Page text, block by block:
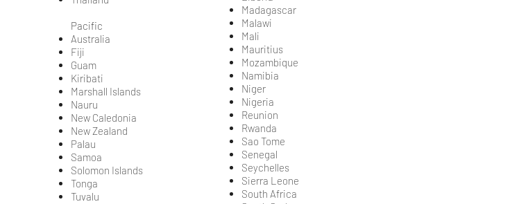
Pacific
Australia
Fiji
Guam
Kiribati
Marshall Islands
Nauru
New Caledonia
New Zealand
Palau
Samoa
Solomon Islands
Tonga
Tuvalu
Madagascar
Malawi
Mali
Mauritius
Mozambique
Namibia
Niger
Nigeria
Reunion
Rwanda
Sao Tome
Senegal
Seychelles
Sierra Leone
South Africa